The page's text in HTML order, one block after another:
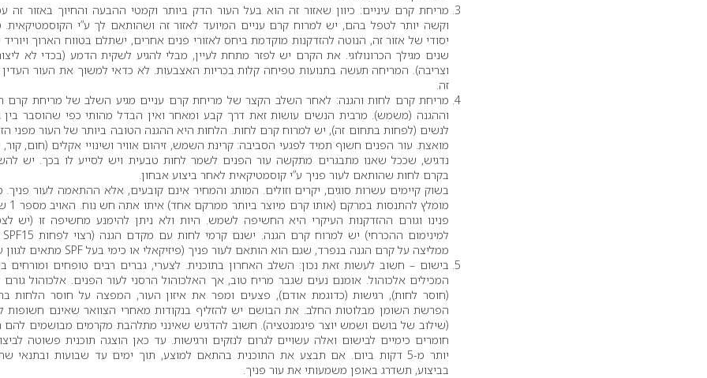
מריחת קרם עיניים: כיוון שאזור זה הוא בעל העור הדק ביותר וקמטי ההבעה והחיוך באזור זה
וקשה יותר לטפל בהם, יש למרוח קרם עניים המיועד לאזור זה ושהותאם לך ע”י הקוסמטיקאית.
יסודי של אזור זה, הנוטה להזדקנות מוקדמת ביחס לאזורי פנים אחרים, ישתלם בטווח הארוך
שנים מגילך הכרונולוגי. את הקרם יש לפזר מתחת לעיין, מבלי להגיע לשקית הדמע (בכדי לא ליצור
וצריבה). המריחה תעשה בתנועות טפיחה קלות בכריות האצבעות. לא כדאי למשוך את העור העדין
זה.
מריחת קרם לחות והגנה: לאחר השלב הקצר של מריחת קרם עניים מגיע השלב של מריחת קרם
וההגנה (משמש). מרבית הנשים עושות זאת דרך קבע ומאחר ואין הבדל מהותי כפי שהוסבר בין
לנשים (לפחות בתחום זה), יש למרוח קרם לחות. הלחות היא ההגנה הטובה ביותר של העור מפני
מואצת. עור הפנים חשוף תמיד לפגעי הסביבה: קרינת השמש, זיהום אוויר ושינויי אקלים (חום, קור,
נדגיש, שככל שאנו מתבגרים מתקשה עור הפנים לשמר לחות טבעית ויש לסייע לו בכך. יש
בקרם לחות שהותאם לעור פניך ע”י קוסמטיקאית לאחר ביצוע אבחון.
בשוק קיימים עשרות סוגים, יקרים וזולים. המותג והמחיר אינם קובעים, אלא ההתאמה לעור פניך.
מומלץ
פנינו וגורם ההזדקנות העיקרי היא החשיפה לשמש. היות ולא ניתן להימנע מחשיפה זו (יש
ממליצה על קרם הגנה בנפרד, שגם הוא הותאם לעור פניך (פיזיקאלי או כימי בעל SPF מתאים לגוון עורך).
בישום – חשוב לעשות זאת נכון: השלב האחרון בתוכנית. לצערי, גברים רבים טופחים ומורחים
המכילים אלכוהול. אומנם נעים שגבר מריח טוב, אך האלכוהול הרסני לעור הפנים. אלכוהול גורם
(חוסר לחות), רגישות (כדוגמת אודם), פצעים ומפר את איזון העור, המפצה על חוסר הלחות
הפרשת השומן מבלוטות החלב. את הבושם יש להזליף בנקודות מאחרי הצוואר שאינם
(שילוב של בושם ושמש יוצר פיגמנטציה). חשוב להדגיש שאינני מתלהבת מקרמים מבושמים להם
חומרים כימיים לבישום ואלה עשויים לגרום לנזקים ורגישות. עד כאן הוצגה תוכנית פשוטה
יותר מ-5 דקות ביום. אם תבצע את התוכנית בהתאם למוצע, תוך ימים עד שבועות ובתנאי
בביצוע, תשדרג באופן משמעותי את עור פניך.